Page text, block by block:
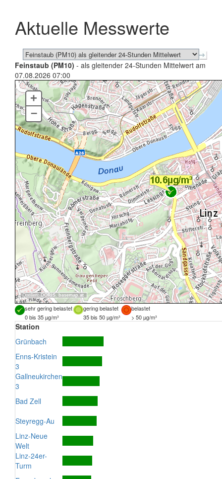
schließen
Aktuelle Messwerte
Feinstaub (PM10) - als gleitender 24-Stunden Mittelwert am
07.08.2026 07:00
Quellen:DORIS, basemap.at
+
–
sehr gering belastet gering belastet
belastet
0 bis 35 µg/m³
35 bis 50 µg/m³ > 50 µg/m³
Station
Grünbach
Enns-Kristein
3
Gallneukirchen
3
Bad Zell
Steyregg-Au
Linz-Neue
Welt
Linz-24er-
Turm